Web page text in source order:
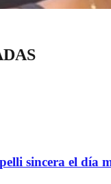
sincera el día